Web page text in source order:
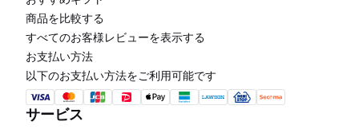
商品を比較する
すべてのお客様レビューを表示する
お支払い方法
以下のお支払い方法をご利用可能です
サービス